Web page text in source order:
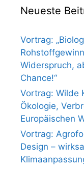
Neueste
Vortrag:
Widerspruch,
Chance!“
Vortrag: Wilde
Ökologie,
Europäischen
Vortrag:
Design –